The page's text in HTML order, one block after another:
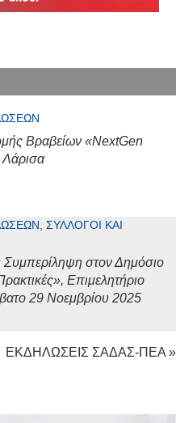
Βραβείων «NextGen
ΣΎΛΛΟΓΟΙ ΚΑΙ
Συμπερίληψη στον Δημόσιο
Επιμελητήριο
29 Νοεμβρίου 2025
ΕΚΔΗΛΩΣΕΙΣ ΣΑΔΑΣ-ΠΕΑ »